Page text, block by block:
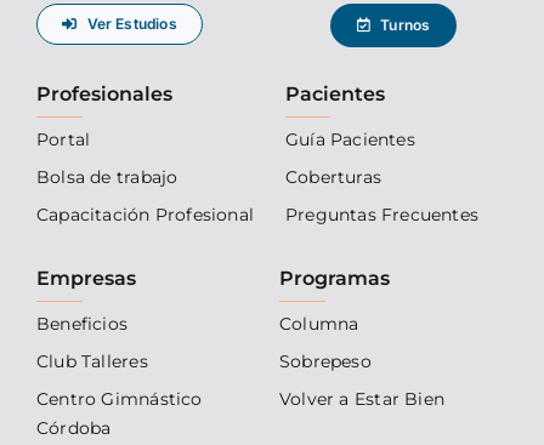
Ver Estudios Turnos
Profesionales
Portal
Bolsa de trabajo
Capacitación Profesional
Pacientes
Guía Pacientes
Coberturas
Preguntas Frecuentes
Empresas
Beneficios
Club Talleres
Centro Gimnástico
Córdoba
Programas
Columna
Sobrepeso
Volver a Estar Bien